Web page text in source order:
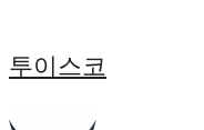
투이스코